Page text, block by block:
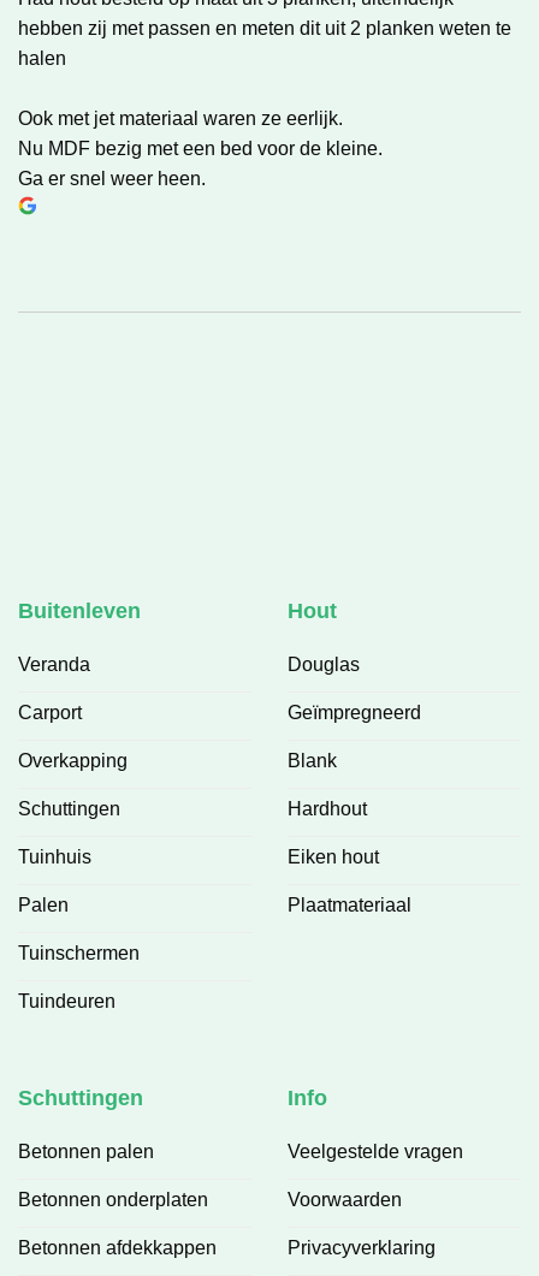
hebben zij met passen en meten dit uit 2 planken weten te
halen
Ook met jet materiaal waren ze eerlijk.
Nu MDF bezig met een bed voor de kleine.
Ga er snel weer heen.
Buitenleven
Veranda
Carport
Overkapping
Schuttingen
Tuinhuis
Palen
Tuinschermen
Tuindeuren
Hout
Douglas
Geïmpregneerd
Blank
Hardhout
Eiken hout
Plaatmateriaal
Schuttingen
Betonnen palen
Betonnen onderplaten
Betonnen afdekkappen
Info
Veelgestelde vragen
Voorwaarden
Privacyverklaring